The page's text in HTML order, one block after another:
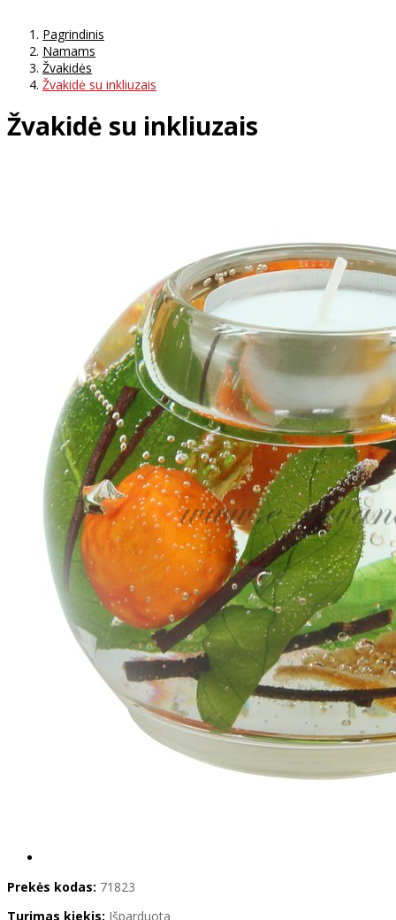
Pagrindinis
Namams
Žvakidės
Žvakidė su inkliuzais
Žvakidė su inkliuzais
Prekės kodas: 71823
Turimas kiekis: Išparduota